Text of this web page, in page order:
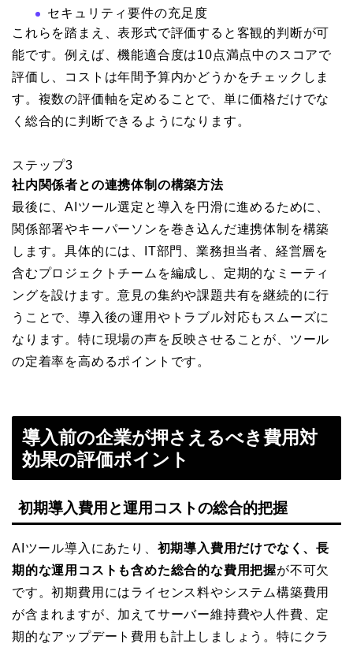
セキュリティ要件の充足度
これらを踏まえ、表形式で評価すると客観的判断が可
能です。例えば、機能適合度は10点満点中のスコアで
評価し、コストは年間予算内かどうかをチェックしま
す。複数の評価軸を定めることで、単に価格だけでな
く総合的に判断できるようになります。
ステップ3
社内関係者との連携体制の構築方法
最後に、AIツール選定と導入を円滑に進めるために、
関係部署やキーパーソンを巻き込んだ連携体制を構築
します。具体的には、IT部門、業務担当者、経営層を
含むプロジェクトチームを編成し、定期的なミーティ
ングを設けます。意見の集約や課題共有を継続的に行
うことで、導入後の運用やトラブル対応もスムーズに
なります。特に現場の声を反映させることが、ツール
の定着率を高めるポイントです。
導入前の企業が押さえるべき費用対
効果の評価ポイント
初期導入費用と運用コストの総合的把握
AIツール導入にあたり、 初期導入費用だけでなく、長
期的な運用コストも含めた総合的な費用把握が不可欠
です。初期費用にはライセンス料やシステム構築費用
が含まれますが、加えてサーバー維持費や人件費、定
期的なアップデート費用も計上しましょう。特にクラ